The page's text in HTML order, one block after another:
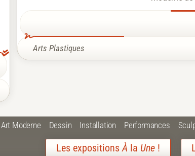
Arts Plastiques
Art Moderne Dessin Installation Performances
Les expositions À la Une !